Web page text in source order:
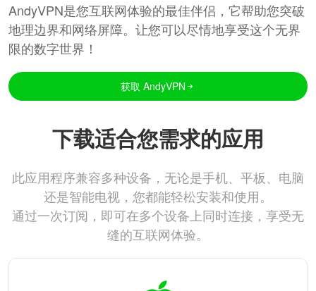
AndyVPN是您互联网体验的最佳伴侣，它帮助您突破
地理边界和网络屏障。让您可以尽情地享受这个无界
限的数字世界！
获取 AndyVPN
下载适合您需求的应用
此应用程序兼容多种设备，无论是手机、平板、电脑
还是智能电视，您都能轻松安装和使用。
通过一次订阅，即可在多个设备上同时连接，享受无
缝的互联网体验。